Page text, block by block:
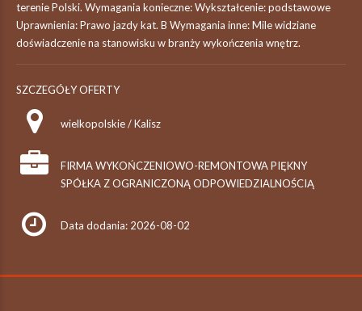
terenie Polski. Wymagania konieczne: Wykształcenie: podstawowe
Uprawnienia: Prawo jazdy kat. B Wymagania inne: Mile widziane
doświadczenie na stanowisku w branży wykończenia wnętrz.
SZCZEGÓŁY OFERTY
wielkopolskie / Kalisz
FIRMA WYKOŃCZENIOWO-REMONTOWA PIĘKNY
SPÓŁKA Z OGRANICZONĄ ODPOWIEDZIALNOŚCIĄ
Data dodania: 2026-08-02